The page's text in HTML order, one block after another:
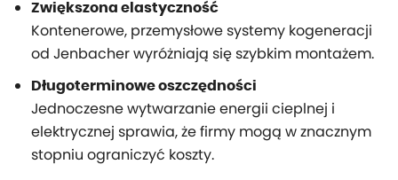
Zwiększona elastyczność
Kontenerowe, przemysłowe systemy kogeneracji
od Jenbacher wyróżniają się szybkim montażem.
Długoterminowe oszczędności
Jednoczesne wytwarzanie energii cieplnej i
elektrycznej sprawia, że firmy mogą w znacznym
stopniu ograniczyć koszty.